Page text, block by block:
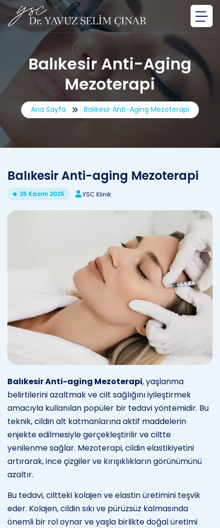
Balıkesir Anti-Aging
Mezoterapi
Ana Sayfa Balıkesir Anti-Aging Mezoterapi
Balıkesir Anti-aging Mezoterapi
25 Kasım 2025 YSC Klinik
Balıkesir Anti-aging Mezoterapi, yaşlanma
belirtilerini azaltmak ve cilt sağlığını iyileştirmek
amacıyla kullanılan popüler bir tedavi yöntemidir. Bu
teknik, cildin alt katmanlarına aktif maddelerin
enjekte edilmesiyle gerçekleştirilir ve ciltte
yenilenme sağlar. Mezoterapi, cildin elastikiyetini
artırarak, ince çizgiler ve kırışıklıkların görünümünü
azaltır.
Bu tedavi, ciltteki kolajen ve elastin üretimini teşvik
eder. Kolajen, cildin sıkı ve pürüzsüz kalmasında
önemli bir rol oynar ve yaşla birlikte doğal üretimi